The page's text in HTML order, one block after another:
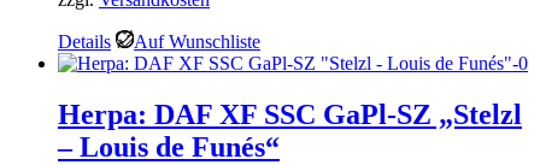
Details Auf Wunschliste
Herpa: DAF XF SSC GaPl-SZ „Stelzl
– Louis de Funés“